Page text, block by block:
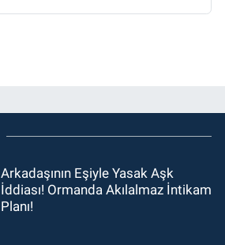
Arkadaşının Eşiyle Yasak Aşk
İddiası! Ormanda Akılalmaz İntikam
Planı!